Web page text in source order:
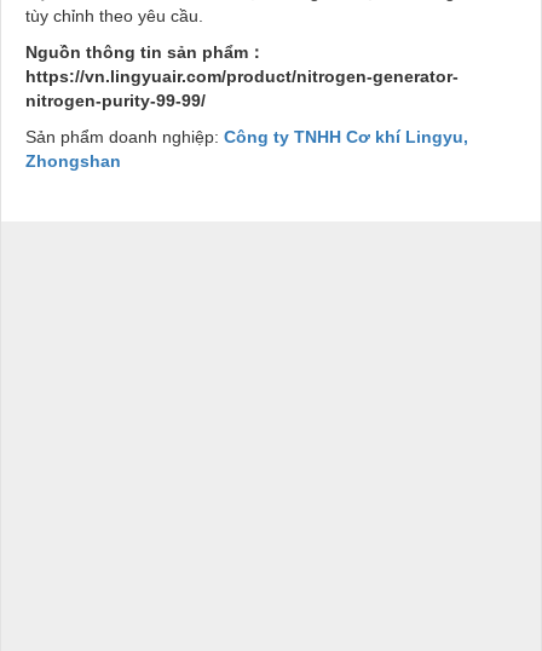
tùy chỉnh theo yêu cầu.
Nguồn thông tin sản phẩm：
https://vn.lingyuair.com/product/nitrogen-generator-
nitrogen-purity-99-99/
Sản phẩm doanh nghiệp: Công ty TNHH Cơ khí Lingyu,
Zhongshan